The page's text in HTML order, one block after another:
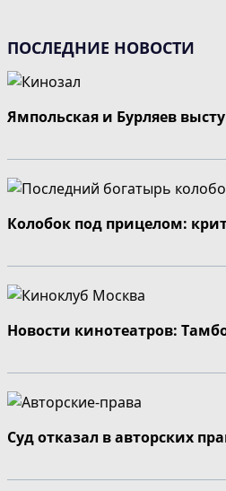
страницу
ПОСЛЕДНИЕ НОВОСТИ
Ямпольская и Бурляев
Колобок под прицелом:
Новости кинотеатров:
Суд отказал в авторских